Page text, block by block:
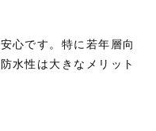
心です。特に若年層向
水性は大きなメリット